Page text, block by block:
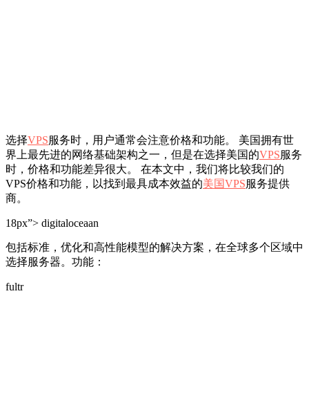
选择VPS服务时，用户通常会注意价格和功能。 美国拥有世
界上最先进的网络基础架构之一，但是在选择美国的VPS服务
时，价格和功能差异很大。 在本文中，我们将比较我们的
VPS价格和功能，以找到最具成本效益的美国VPS服务提供
商。
18px”> digitaloceaan
包括标准，优化和高性能模型的解决方案，在全球多个区域中
选择服务器。功能：
fultr